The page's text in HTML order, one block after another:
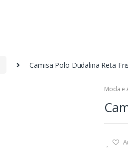
Camisa Polo Dudalina Reta
Moda e